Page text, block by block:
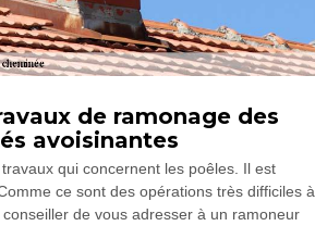
de ramonage des
avoisinantes
qui concernent les poêles. Il est
ce sont des opérations très difficiles à
de vous adresser à un ramoneur